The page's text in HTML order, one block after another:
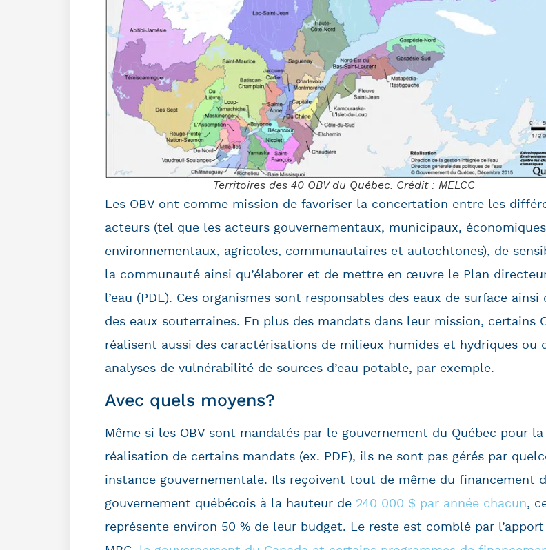
Territoires des 40 OBV du Québec. Crédit : MELCC
Les OBV ont comme mission de favoriser la concertation entre les
acteurs (tel que les acteurs gouvernementaux, municipaux,
environnementaux, agricoles, communautaires et autochtones), de
la communauté ainsi qu’élaborer et de mettre en œuvre le Plan
l’eau (PDE). Ces organismes sont responsables des eaux de surface ainsi
des eaux souterraines. En plus des mandats dans leur mission, certains
réalisent aussi des caractérisations de milieux humides et hydriques ou
analyses de vulnérabilité de sources d’eau potable, par exemple.
Avec quels moyens?
Même si les OBV sont mandatés par le gouvernement du Québec pour la
réalisation de certains mandats (ex. PDE), ils ne sont pas gérés par
instance gouvernementale. Ils reçoivent tout de même du financement
gouvernement québécois à la hauteur de 240 000 $ par année chacun,
représente environ 50 % de leur budget. Le reste est comblé par l’apport